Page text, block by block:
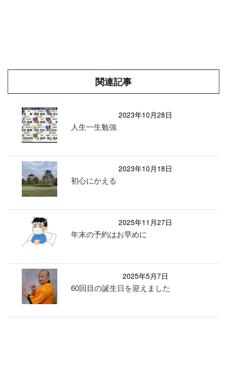
関連記事
2023年10月28日
人生一生勉強
2023年10月18日
初心にかえる
2025年11月27日
年末の予約はお早めに
2025年5月7日
60回目の誕生日を迎えました